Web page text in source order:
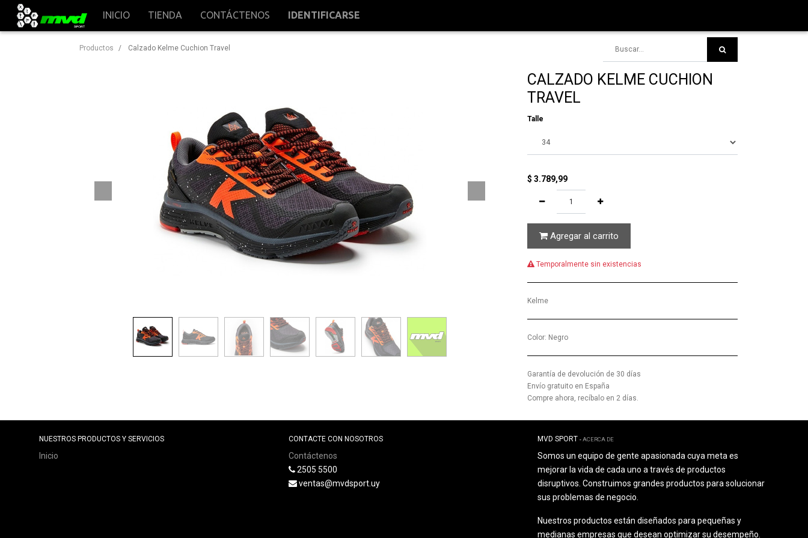
INICIO TIENDA CONTÁCTENOS IDENTIFICARSE
Productos Calzado Kelme Cuchion Travel
CALZADO KELME CUCHION
TRAVEL
Talle
$ 3.789,99
Agregar al carrito
Temporalmente sin existencias
Kelme
Color: Negro
Garantía de devolución de 30 días
Envío gratuito en España
Compre ahora, recíbalo en 2 días.
NUESTROS PRODUCTOS Y SERVICIOS
Inicio
CONTACTE CON NOSOTROS
Contáctenos
2505 5500
ventas@mvdsport.uy
MVD SPORT -ACERCA DE
Somos un equipo de gente apasionada cuya meta es
mejorar la vida de cada uno a través de productos
disruptivos. Construimos grandes productos para solucionar
sus problemas de negocio.
Nuestros productos están diseñados para pequeñas y
medianas empresas que desean optimizar su desempeño.